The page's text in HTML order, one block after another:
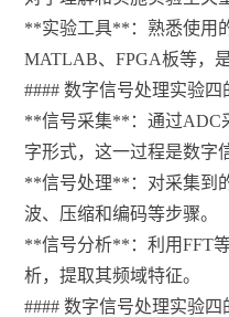
**实验工具**：熟悉使用
MATLAB、FPGA板等，
#### 数字信号处理实验四
**信号采集**：通过ADC
字形式，这一过程是数字
**信号处理**：对采集到
波、压缩和编码等步骤。
**信号分析**：利用FFT
析，提取其频域特征。
#### 数字信号处理实验四